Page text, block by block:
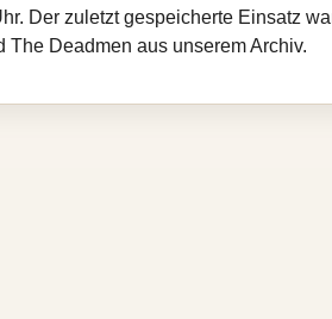
Der zuletzt gespeicherte Einsatz
The Deadmen aus unserem Archiv.